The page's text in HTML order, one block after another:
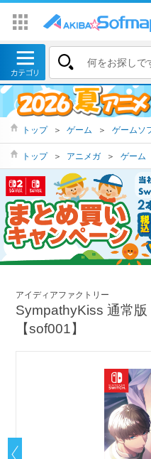
トップ ＞ ゲーム ＞ ゲームソ
トップ ＞ アニメガ ＞ ゲーム
アイディアファクトリー
SympathyKiss 通常版
【sof001】